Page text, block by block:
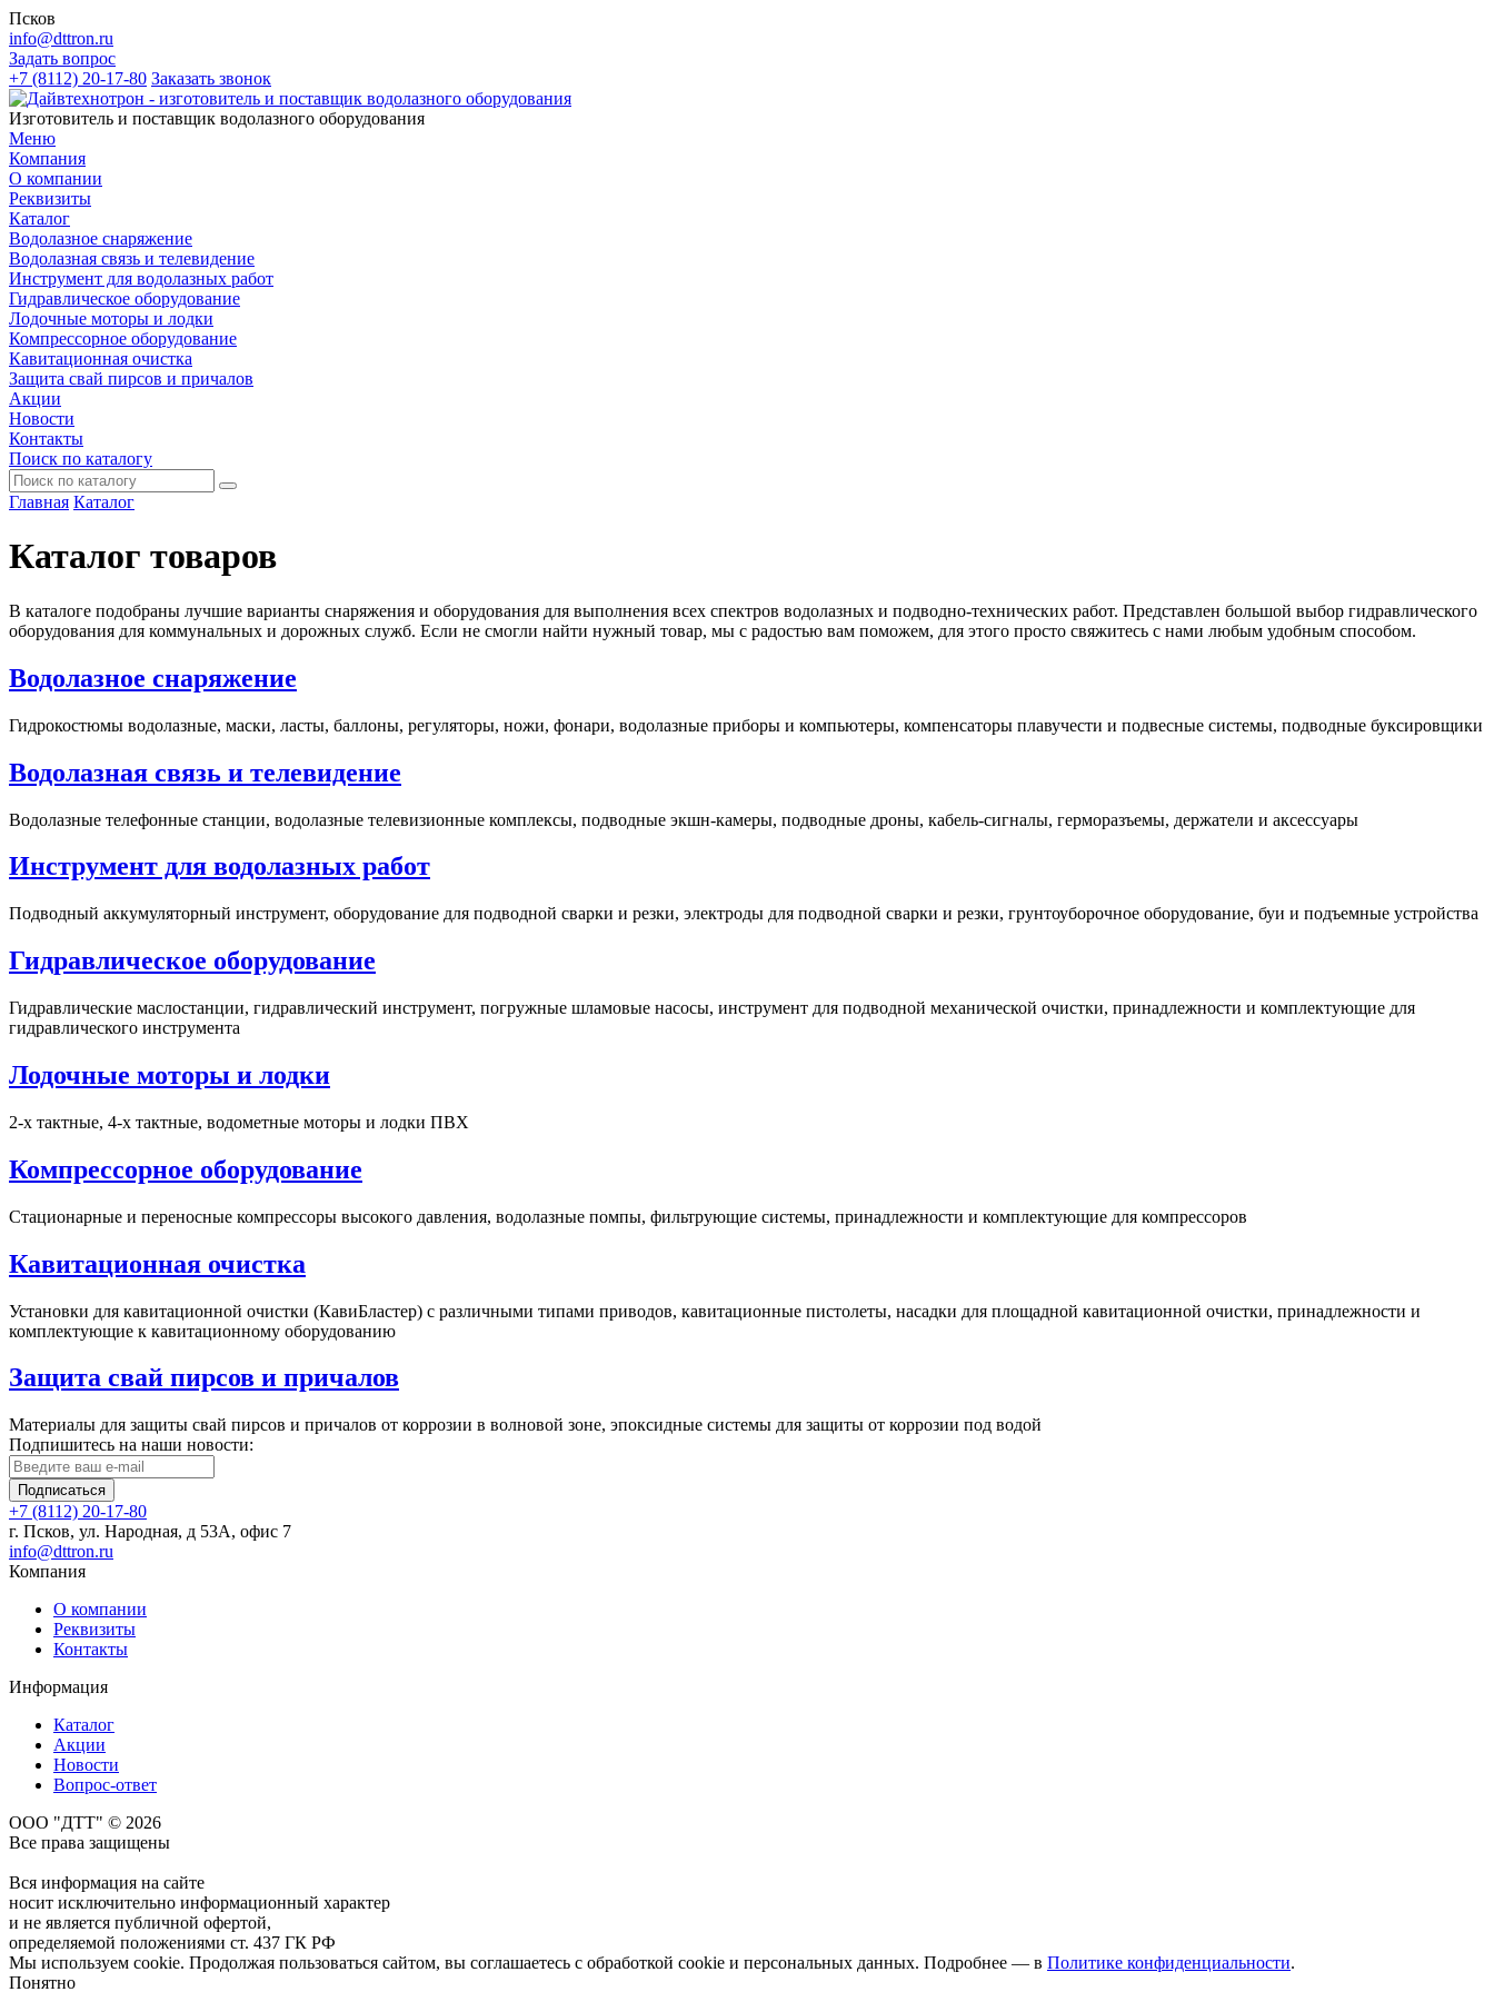
Псков
info@dttron.ru
Задать вопрос
+7 (8112) 20-17-80 Заказать звонок
Изготовитель и поставщик водолазного оборудования
Меню
Компания
О компании
Реквизиты
Каталог
Водолазное снаряжение
Водолазная связь и телевидение
Инструмент для водолазных работ
Гидравлическое оборудование
Лодочные моторы и лодки
Компрессорное оборудование
Кавитационная очистка
Защита свай пирсов и причалов
Акции
Новости
Контакты
Поиск по каталогу
Главная Каталог
Каталог товаров
В каталоге подобраны лучшие варианты снаряжения и оборудования для выполнения всех спектров водолазных и подводно-технических работ. Представлен большой выбор гидравлического
оборудования для коммунальных и дорожных служб. Если не смогли найти нужный товар, мы с радостью вам поможем, для этого просто свяжитесь с нами любым удобным способом.
Водолазное снаряжение
Гидрокостюмы водолазные, маски, ласты, баллоны, регуляторы, ножи, фонари, водолазные приборы и компьютеры, компенсаторы плавучести и подвесные системы, подводные буксировщики
Водолазная связь и телевидение
Водолазные телефонные станции, водолазные телевизионные комплексы, подводные экшн-камеры, подводные дроны, кабель-сигналы, герморазъемы, держатели и аксессуары
Инструмент для водолазных работ
Подводный аккумуляторный инструмент, оборудование для подводной сварки и резки, электроды для подводной сварки и резки, грунтоуборочное оборудование, буи и подъемные устройства
Гидравлическое оборудование
Гидравлические маслостанции, гидравлический инструмент, погружные шламовые насосы, инструмент для подводной механической очистки, принадлежности и комплектующие для
гидравлического инструмента
Лодочные моторы и лодки
2-х тактные, 4-х тактные, водометные моторы и лодки ПВХ
Компрессорное оборудование
Стационарные и переносные компрессоры высокого давления, водолазные помпы, фильтрующие системы, принадлежности и комплектующие для компрессоров
Кавитационная очистка
Установки для кавитационной очистки (КавиБластер) с различными типами приводов, кавитационные пистолеты, насадки для площадной кавитационной очистки, принадлежности и
комплектующие к кавитационному оборудованию
Защита свай пирсов и причалов
Материалы для защиты свай пирсов и причалов от коррозии в волновой зоне, эпоксидные системы для защиты от коррозии под водой
Подпишитесь на наши новости:
Подписаться
+7 (8112) 20-17-80
г. Псков, ул. Народная, д 53А, офис 7
info@dttron.ru
Компания
О компании
Реквизиты
Контакты
Информация
Каталог
Акции
Новости
Вопрос-ответ
ООО "ДТТ" © 2026
Все права защищены
Вся информация на сайте
носит исключительно информационный характер
и не является публичной офертой,
определяемой положениями ст. 437 ГК РФ
Мы используем cookie. Продолжая пользоваться сайтом, вы соглашаетесь с обработкой cookie и персональных данных. Подробнее — в Политике конфиденциальности.
Понятно